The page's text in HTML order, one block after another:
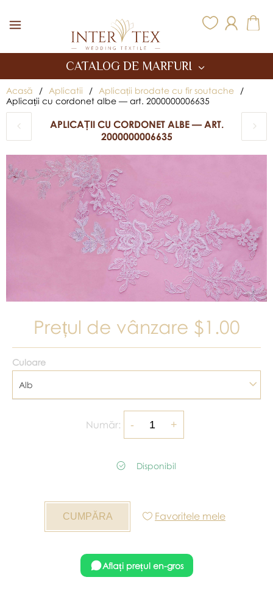
CATALOG DE MARFURI
Acasă / Aplicatii / Aplicații brodate cu fir soutache
/
Aplicații cu cordonet albe — art. 2000000006635
APLICAȚII CU CORDONET ALBE — ART.
2000000006635
Prețul de vânzare $1.00
Culoare
Alb
Număr:
Disponibil
Favoritele mele
Aflați prețul en-gros